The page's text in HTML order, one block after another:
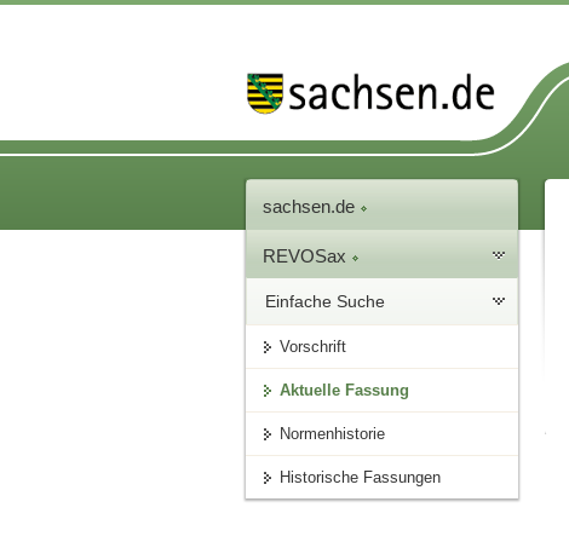
sachsen.de
REVOSax
Einfache Suche
Vorschrift
Aktuelle Fassung
Normenhistorie
Historische Fassungen